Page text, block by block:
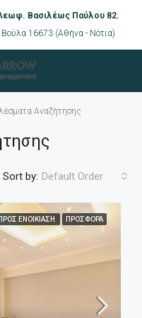
Βασιλέως Παύλου 82.
Βούλα 16673 (Αθήνα - Νότια)
Αναζήτησης
Sort by: Default Order
ΠΡΟΣ ΕΝΟΙΚΊΑΣΗ ΠΡΟΣΦΟΡΆ